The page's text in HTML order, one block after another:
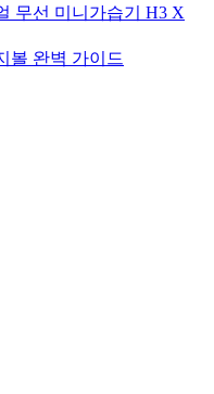
무선 미니가습기 H3 X
볼 완벽 가이드